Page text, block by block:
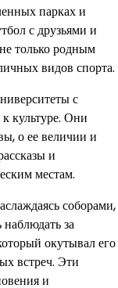
парках и
с друзьями и
только родным
видов спорта.
с
культуре. Они
о ее величии и
и
местам.
соборами,
за
окутывал его
встреч. Эти
и